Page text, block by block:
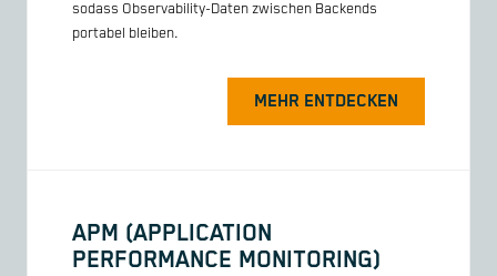
sodass Observability-Daten zwischen Backends
portabel bleiben.
MEHR ENTDECKEN
APM (APPLICATION
PERFORMANCE MONITORING)